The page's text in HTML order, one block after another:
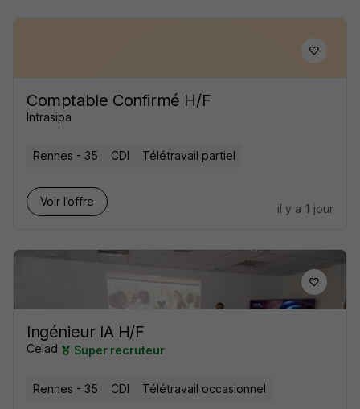
Comptable Confirmé H/F
Intrasipa
Rennes - 35 CDI Télétravail partiel
Voir l’offre
il y a 1 jour
Ingénieur IA H/F
Celad Super recruteur
Rennes - 35 CDI Télétravail occasionnel